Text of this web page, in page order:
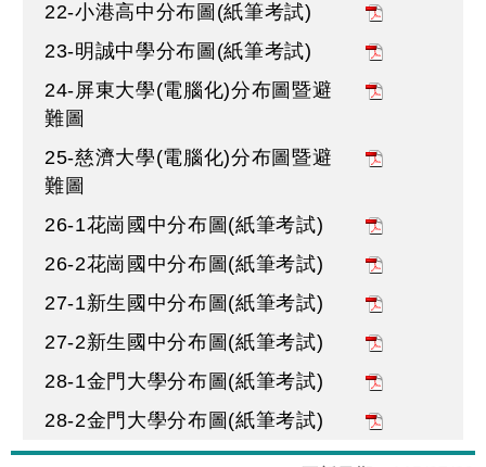
22-小港高中分布圖(紙筆考試)
23-明誠中學分布圖(紙筆考試)
24-屏東大學(電腦化)分布圖暨避
難圖
25-慈濟大學(電腦化)分布圖暨避
難圖
26-1花崗國中分布圖(紙筆考試)
26-2花崗國中分布圖(紙筆考試)
27-1新生國中分布圖(紙筆考試)
27-2新生國中分布圖(紙筆考試)
28-1金門大學分布圖(紙筆考試)
28-2金門大學分布圖(紙筆考試)